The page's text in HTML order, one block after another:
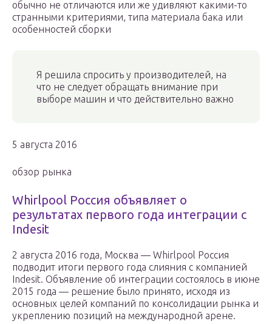
обычно не отличаются или же удивляют какими-то
странными критериями, типа материала бака или
особенностей сборки
Я решила спросить у производителей, на
что не следует обращать внимание при
выборе машин и что действительно важно
5 августа 2016
обзор рынка
Whirlpool Россия объявляет о
результатах первого года интеграции с
Indesit
2 августа 2016 года, Москва — Whirlpool Россия
подводит итоги первого года слияния с компанией
Indesit. Объявление об интеграции состоялось в июне
2015 года — решение было принято, исходя из
основных целей компаний по консолидации рынка и
укреплению позиций на международной арене.